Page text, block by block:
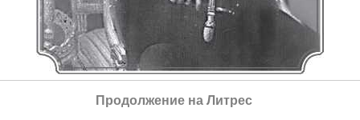
Император Александр IIIПродолжение на Литрес